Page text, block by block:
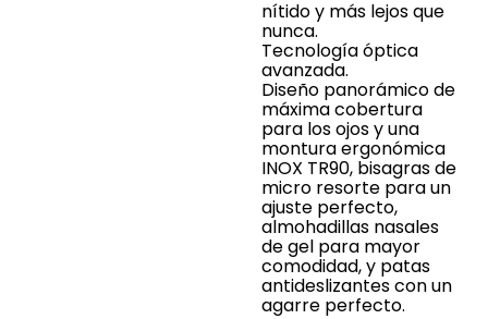
nítido y más lejos que
nunca.
Tecnología óptica
avanzada.
Diseño panorámico de
máxima cobertura
para los ojos y una
montura ergonómica
INOX TR90, bisagras de
micro resorte para un
ajuste perfecto,
almohadillas nasales
de gel para mayor
comodidad, y patas
antideslizantes con un
agarre perfecto.